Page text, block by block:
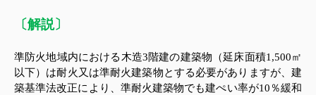
〔解説〕
準防火地域内における木造3階建の建築物（延床面積1,500㎡
以下）は耐火又は準耐火建築物とする必要がありますが、建
築基準法改正により、準耐火建築物でも建ぺい率が10 ％緩和